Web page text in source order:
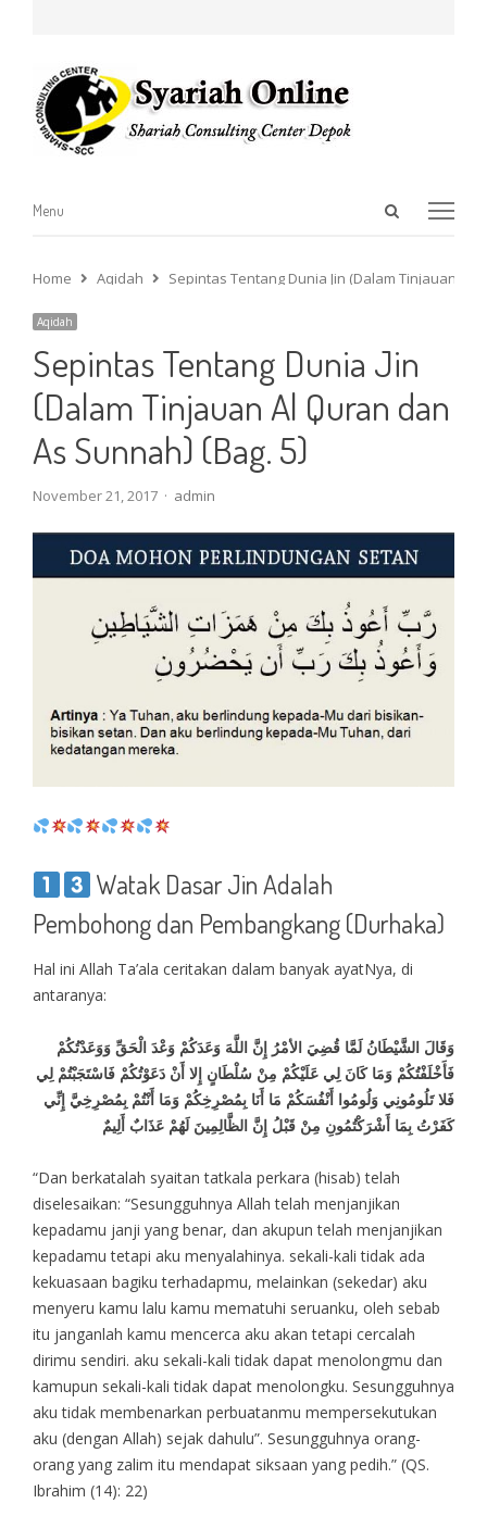
Open
Menu
Menu
Home Aqidah Sepintas Tentang Dunia Jin (Dalam Tinjauan Al
Aqidah
Sepintas Tentang Dunia Jin
(Dalam Tinjauan Al Quran dan
As Sunnah) (Bag. 5)
November 21, 2017 Author
admin
Watak Dasar Jin Adalah
Pembohong dan Pembangkang (Durhaka)
Hal ini Allah Ta’ala ceritakan dalam banyak ayatNya, di
antaranya:
وَقَالَ الشَّيْطَانُ لَمَّا قُضِيَ الأمْرُ إِنَّ اللَّهَ وَعَدَكُمْ وَعْدَ الْحَقِّ وَوَعَدْتُكُمْ
فَأَخْلَفْتُكُمْ وَمَا كَانَ لِي عَلَيْكُمْ مِنْ سُلْطَانٍ إِلا أَنْ دَعَوْتُكُمْ فَاسْتَجَبْتُمْ لِي
فَلا تَلُومُونِي وَلُومُوا أَنْفُسَكُمْ مَا أَنَا بِمُصْرِخِكُمْ وَمَا أَنْتُمْ بِمُصْرِخِيَّ إِنِّي
كَفَرْتُ بِمَا أَشْرَكْتُمُونِ مِنْ قَبْلُ إِنَّ الظَّالِمِينَ لَهُمْ عَذَابٌ أَلِيمٌ
“Dan berkatalah syaitan tatkala perkara (hisab) telah
diselesaikan: “Sesungguhnya Allah telah menjanjikan
kepadamu janji yang benar, dan akupun telah menjanjikan
kepadamu tetapi aku menyalahinya. sekali-kali tidak ada
kekuasaan bagiku terhadapmu, melainkan (sekedar) aku
menyeru kamu lalu kamu mematuhi seruanku, oleh sebab
itu janganlah kamu mencerca aku akan tetapi cercalah
dirimu sendiri. aku sekali-kali tidak dapat menolongmu dan
kamupun sekali-kali tidak dapat menolongku. Sesungguhnya
aku tidak membenarkan perbuatanmu mempersekutukan
aku (dengan Allah) sejak dahulu”. Sesungguhnya orang-
orang yang zalim itu mendapat siksaan yang pedih.” (QS.
Ibrahim (14): 22)